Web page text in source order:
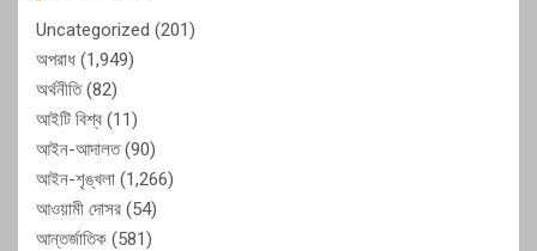
Uncategorized (201)
অপরাধ (1,949)
অর্থনীতি(82)
আইটি বিশ্ব (11)
আইন-আদালত(90)
আইন-শৃঙ্খলা (1,266)
আওয়ামী দোসর (54)
আন্তর্জাতিক (581)